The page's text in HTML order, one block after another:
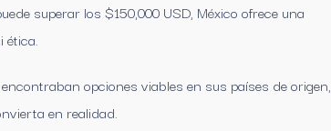
superar los $150,000 USD, México ofrece una
ética.
opciones viables en sus países de origen,
en realidad.